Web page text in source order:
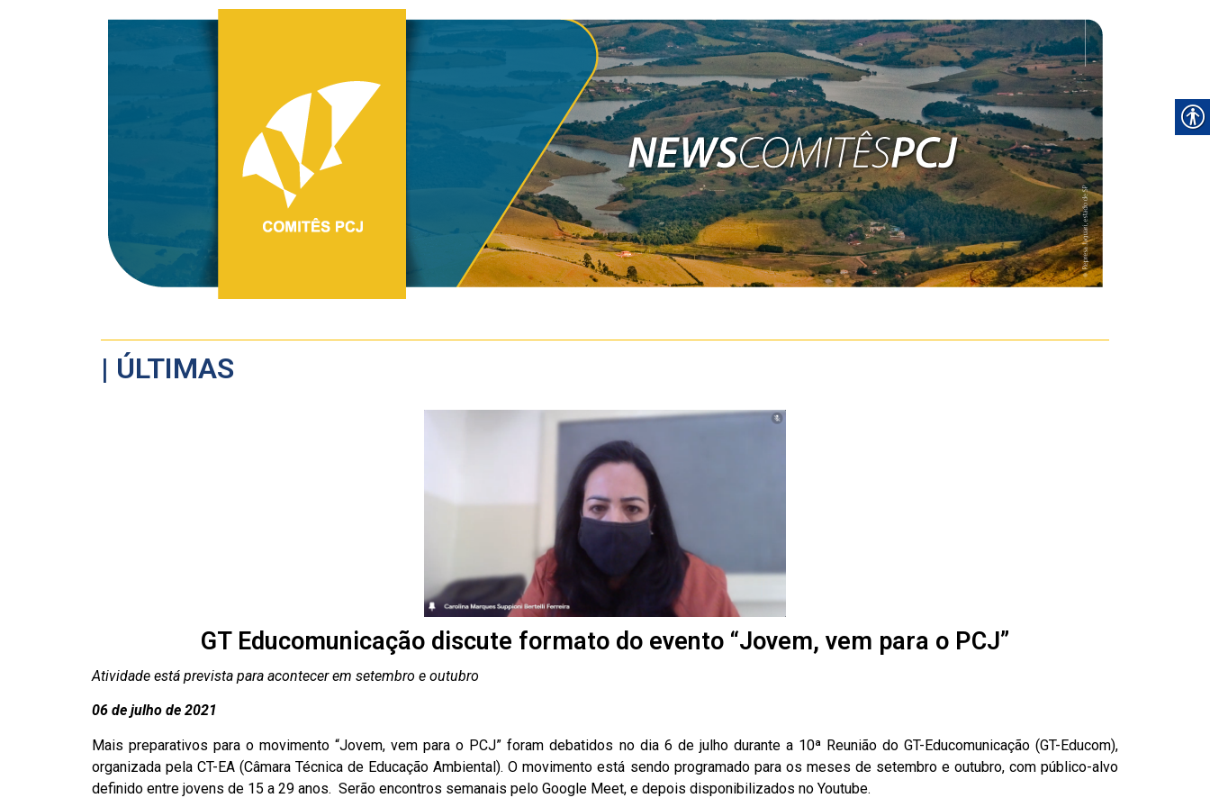
| ÚLTIMAS
GT Educomunicação discute formato do evento “Jovem, vem para o PCJ”
Atividade está prevista para acontecer em setembro e outubro
06 de julho de 2021
Mais preparativos para o movimento “Jovem, vem para o PCJ” foram debatidos no dia 6 de julho durante a 10ª Reunião do GT-Educomunicação (GT-Educom),
organizada pela CT-EA (Câmara Técnica de Educação Ambiental). O movimento está sendo programado para os meses de setembro e outubro, com público-alvo
definido entre jovens de 15 a 29 anos. Serão encontros semanais pelo Google Meet, e depois disponibilizados no Youtube.